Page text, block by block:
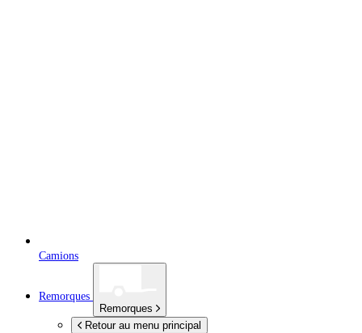
Camions
Remorques
Remorques
Retour au menu principal